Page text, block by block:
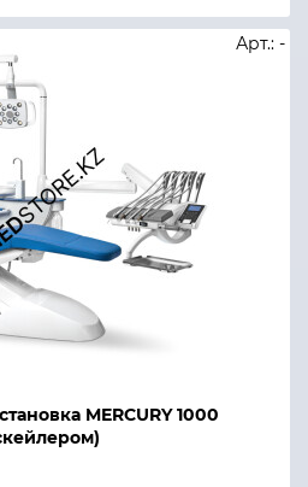
MERCURY 1000
Арт.: -